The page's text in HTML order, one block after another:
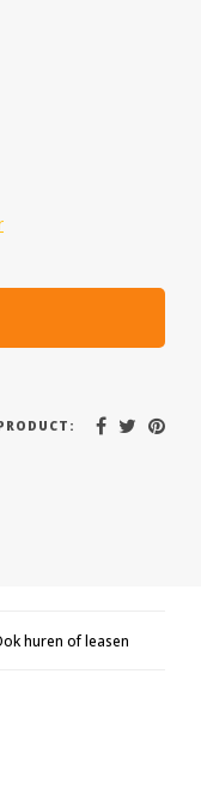
huren of leasen